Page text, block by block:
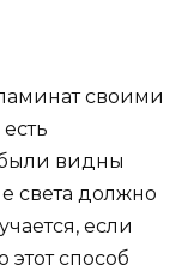
своими
видны
света должно
если
способ